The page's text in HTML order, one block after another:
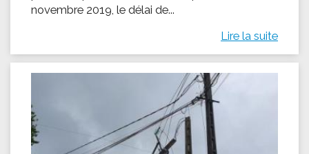
novembre 2019, le délai de...
Lire la suite